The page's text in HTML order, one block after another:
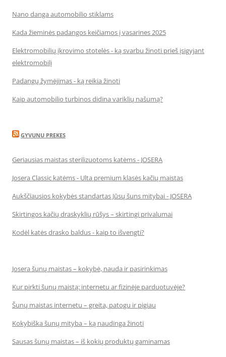
Nano danga automobilio stiklams
Kada žieminės padangos keičiamos į vasarines 2025
Elektromobilių įkrovimo stotelės - ką svarbu žinoti prieš įsigyjant
elektromobilį
Padangų žymėjimas - ką reikia žinoti
Kaip automobilio turbinos didina variklių našumą?
GYVUNU PREKES
Geriausias maistas sterilizuotoms katėms - JOSERA
Josera Classic katėms - Ulta premium klasės kačių maistas
Aukščiausios kokybės standartas Jūsų šuns mitybai - JOSERA
Skirtingos kačių draskyklių rūšys – skirtingi privalumai
Kodėl katės drasko baldus - kaip to išvengti?
Josera šunų maistas – kokybė, nauda ir pasirinkimas
Kur pirkti šunų maistą: internetu ar fizinėje parduotuvėje?
Šunų maistas internetu – greita, patogu ir pigiau
Kokybiška šunų mityba – ką naudinga žinoti
Sausas šunų maistas – iš kokių produktų gaminamas